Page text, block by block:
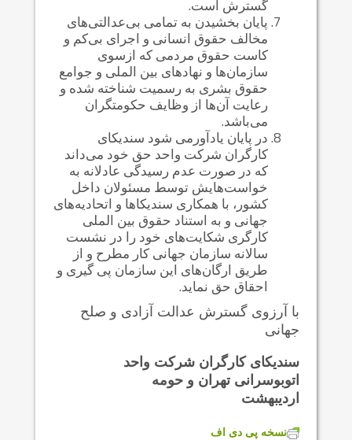
گسترش است.
پایان بخشیدن به تمامی بی‌عدالتی‌های
مخالف حقوق انسانی و اجرای بی‌کم و
کاست حقوق مردمی که ازسوی
سازمان‌ها و نهادهای بین الملی و جوامع
حقوق بشری به رسمیت شناخته شده و
رعایت آن‌ها از وظایف حکومتگران
می‌باشد.
در پایان یادآورمی شود سندیکای
کارگران شرکت واحد حق خود می‌داند
که در صورت عدم رسیدگی عادلانه به
خواست‌هایش توسط مسئولان داخل
کشور، با همکاری سندیکا‌ها و اتحادیه‌های
جهانی و به استناد حقوق بین الملی
کارگری شکایت‌های خود را در نشست
سالانه سازمان جهانی کار مطرح و از
طریق ارگان‌های این سازمان پی گیری و
احقاق حق نماید.
با آرزوی گسترش عدالت آزادی و صلح
جهانی
سندیکای کارگران شرکت واحد
اتوبوسرانی تهران و حومه
اردیبهشت
نسخه پی دی اف